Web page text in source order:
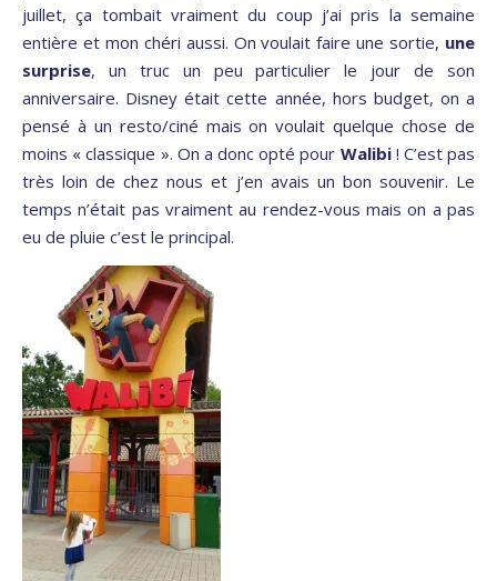
juillet, ça tombait vraiment du coup j’ai pris la semaine
entière et mon chéri aussi. On voulait faire une sortie, une
surprise, un truc un peu particulier le jour de son
anniversaire. Disney était cette année, hors budget, on a
pensé à un resto/ciné mais on voulait quelque chose de
moins « classique ». On a donc opté pour Walibi! C’est pas
très loin de chez nous et j’en avais un bon souvenir. Le
temps n’était pas vraiment au rendez-vous mais on a pas
eu de pluie c’est le principal.